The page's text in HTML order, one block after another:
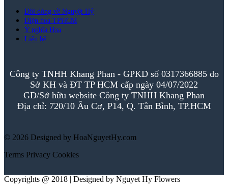
Đôi dòng về Nguyệt Hỷ
Điện hoa TPHCM
Ý nghĩa Hoa
Liên hệ
Công ty TNHH Khang Phan - GPKD số 0317366885 do
Sở KH và ĐT TP HCM cấp ngày 04/07/2022
GĐ/Sở hữu website Công ty TNHH Khang Phan
Địa chỉ: 720/10 Âu Cơ, P14, Q. Tân Bình, TP.HCM
© 2026 Designed by HoaNguyetHy.com
Terms Privacy Cookies
Copyrights @ 2018 | Designed by Nguyet Hy Flowers